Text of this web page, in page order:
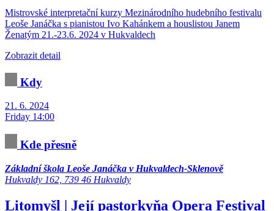
Mistrovské interpretační kurzy Mezinárodního hudebního festivalu
Leoše Janáčka s pianistou Ivo Kahánkem a houslistou Janem
Ženatým 21.-23.6. 2024 v Hukvaldech
Zobrazit detail
Kdy
21. 6. 2024
Friday 14:00
Kde přesně
Základní škola Leoše Janáčka v Hukvaldech-Sklenově
Hukvaldy 162, 739 46 Hukvaldy
Litomyšl | Její pastorkyňa Opera Festival